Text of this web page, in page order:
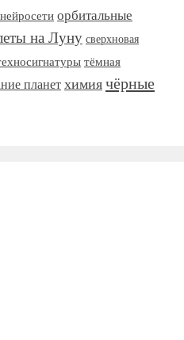
нейросети орбитальные
на Луну сверхновая
тёмная
планет химия чёрные